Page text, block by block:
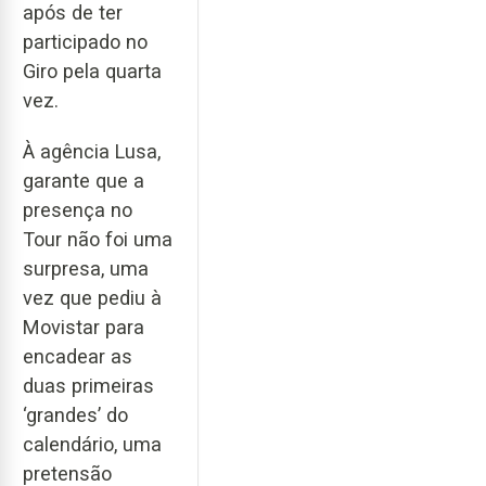
após de ter
participado no
Giro pela quarta
vez.
À agência Lusa,
garante que a
presença no
Tour não foi uma
surpresa, uma
vez que pediu à
Movistar para
encadear as
duas primeiras
‘grandes’ do
calendário, uma
pretensão